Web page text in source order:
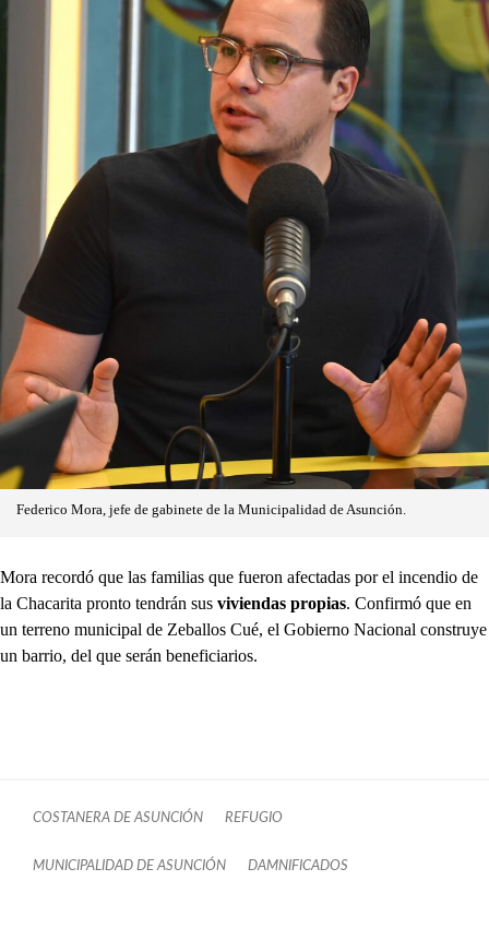
Federico Mora, jefe de gabinete de la Municipalidad de Asunción.
Mora recordó que las familias que fueron afectadas por el incendio de
la Chacarita pronto tendrán sus viviendas propias. Confirmó que en
un terreno municipal de Zeballos Cué, el Gobierno Nacional construye
un barrio, del que serán beneficiarios.
COSTANERA DE ASUNCIÓN REFUGIO
MUNICIPALIDAD DE ASUNCIÓN DAMNIFICADOS